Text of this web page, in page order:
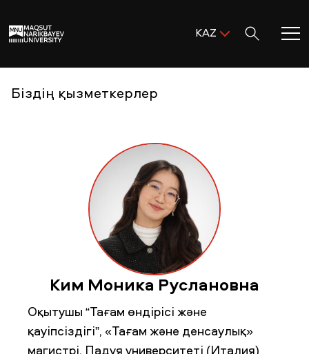
KAZ
Басты бет
Академиялық өмір
Зерттеу және ғылым
Оқуға қабылдау және қолдау
MNU тынысы
Біздің қызметкерлер
Ким Моника Руслановна
Оқытушы “Тағам өндірісі және
қауіпсіздігі”, «Тағам және денсаулық»
магистрі, Падуя университеті (Италия)